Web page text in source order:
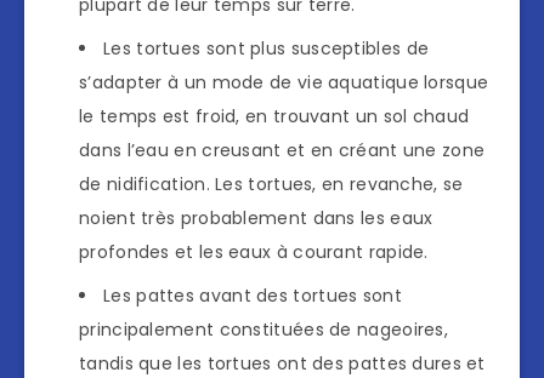
plupart de leur temps sur terre.
Les tortues sont plus susceptibles de
s’adapter à un mode de vie aquatique lorsque
le temps est froid, en trouvant un sol chaud
dans l’eau en creusant et en créant une zone
de nidification. Les tortues, en revanche, se
noient très probablement dans les eaux
profondes et les eaux à courant rapide.
Les pattes avant des tortues sont
principalement constituées de nageoires,
tandis que les tortues ont des pattes dures et